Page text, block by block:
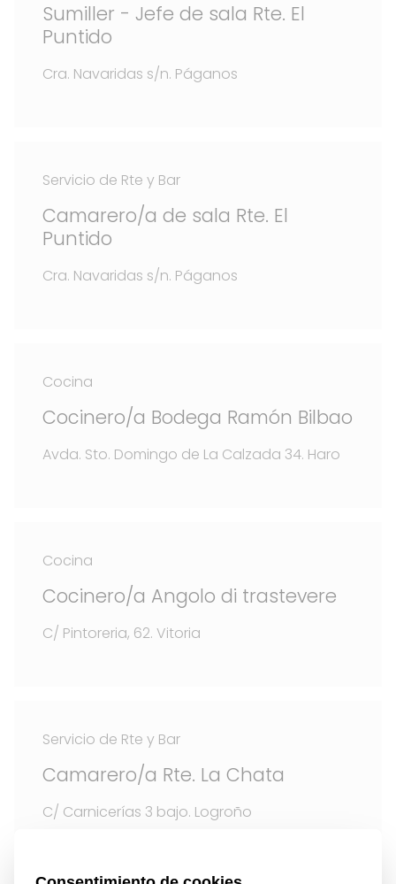
Sumiller - Jefe de sala Rte. El
Puntido
Cra. Navaridas s/n. Páganos
Servicio de Rte y Bar
Camarero/a de sala Rte. El
Puntido
Cra. Navaridas s/n. Páganos
Cocina
Cocinero/a Bodega Ramón Bilbao
Avda. Sto. Domingo de La Calzada 34. Haro
Cocina
Cocinero/a Angolo di trastevere
C/ Pintoreria, 62. Vitoria
Servicio de Rte y Bar
Camarero/a Rte. La Chata
C/ Carnicerías 3 bajo. Logroño